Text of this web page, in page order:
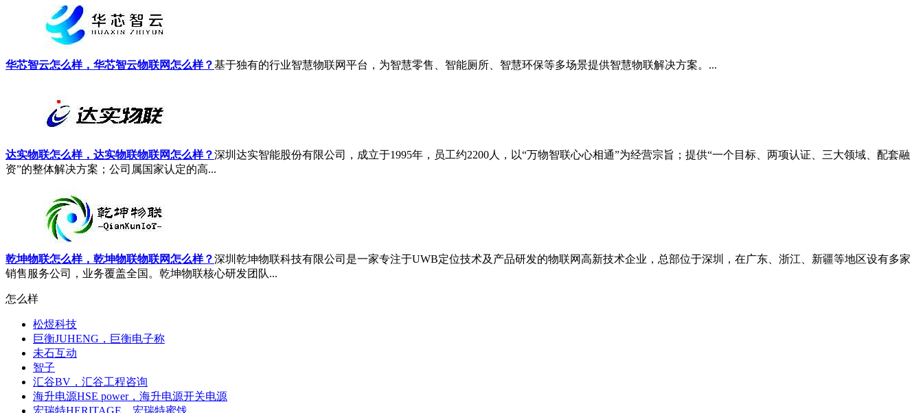
华芯智云怎么样，华芯智云物联网怎么样？基于独有的行业智慧物联网平台，为智慧零售、智能厕所、智慧环保等多场景提供智慧物联解决方案。...
达实物联怎么样，达实物联物联网怎么样？深圳达实智能股份有限公司，成立于1995年，员工约2200人，以“万物智联心心相通”为经营宗旨；提供“一个目标、两项认证、三大领域、配套融
资”的整体解决方案；公司属国家认定的高...
乾坤物联怎么样，乾坤物联物联网怎么样？深圳乾坤物联科技有限公司是一家专注于UWB定位技术及产品研发的物联网高新技术企业，总部位于深圳，在广东、浙江、新疆等地区设有多家
销售服务公司，业务覆盖全国。乾坤物联核心研发团队...
怎么样
松煜科技
巨衡JUHENG，巨衡电子称
未石互动
智子
汇谷BV，汇谷工程咨询
海升电源HSE power，海升电源开关电源
宏瑞特HERITAGE，宏瑞特蜜饯